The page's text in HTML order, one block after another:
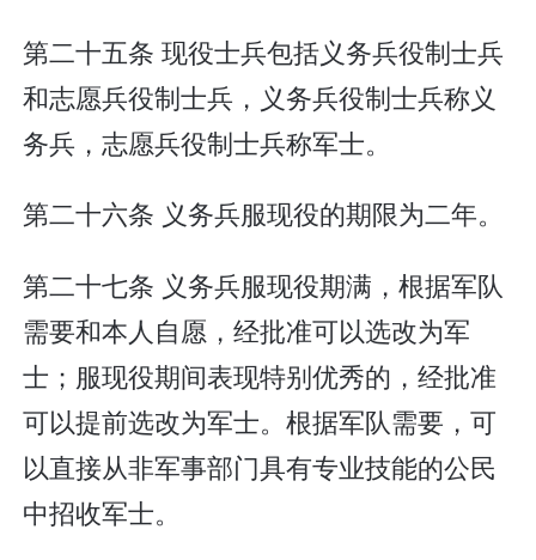
第二十五条 现役士兵包括义务兵役制士兵
和志愿兵役制士兵，义务兵役制士兵称义
务兵，志愿兵役制士兵称军士。
第二十六条 义务兵服现役的期限为二年。
第二十七条 义务兵服现役期满，根据军队
需要和本人自愿，经批准可以选改为军
士；服现役期间表现特别优秀的，经批准
可以提前选改为军士。根据军队需要，可
以直接从非军事部门具有专业技能的公民
中招收军士。